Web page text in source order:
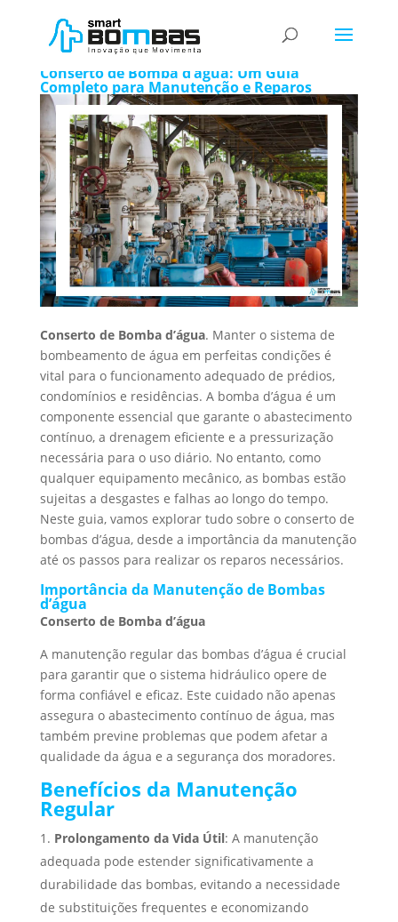
Conserto de Bomba d’água
Conserto de Bomba d’água: Um Guia
Completo para Manutenção e Reparos
Conserto de Bomba d’água. Manter o sistema de
bombeamento de água em perfeitas condições é
vital para o funcionamento adequado de prédios,
condomínios e residências. A bomba d’água é um
componente essencial que garante o abastecimento
contínuo, a drenagem eficiente e a pressurização
necessária para o uso diário. No entanto, como
qualquer equipamento mecânico, as bombas estão
sujeitas a desgastes e falhas ao longo do tempo.
Neste guia, vamos explorar tudo sobre o conserto de
bombas d’água, desde a importância da manutenção
até os passos para realizar os reparos necessários.
Importância da Manutenção de Bombas
d’água
Conserto de Bomba d’água
A manutenção regular das bombas d’água é crucial
para garantir que o sistema hidráulico opere de
forma confiável e eficaz. Este cuidado não apenas
assegura o abastecimento contínuo de água, mas
também previne problemas que podem afetar a
qualidade da água e a segurança dos moradores.
Benefícios da Manutenção
Regular
Prolongamento da Vida Útil: A manutenção
adequada pode estender significativamente a
durabilidade das bombas, evitando a necessidade
de substituições frequentes e economizando